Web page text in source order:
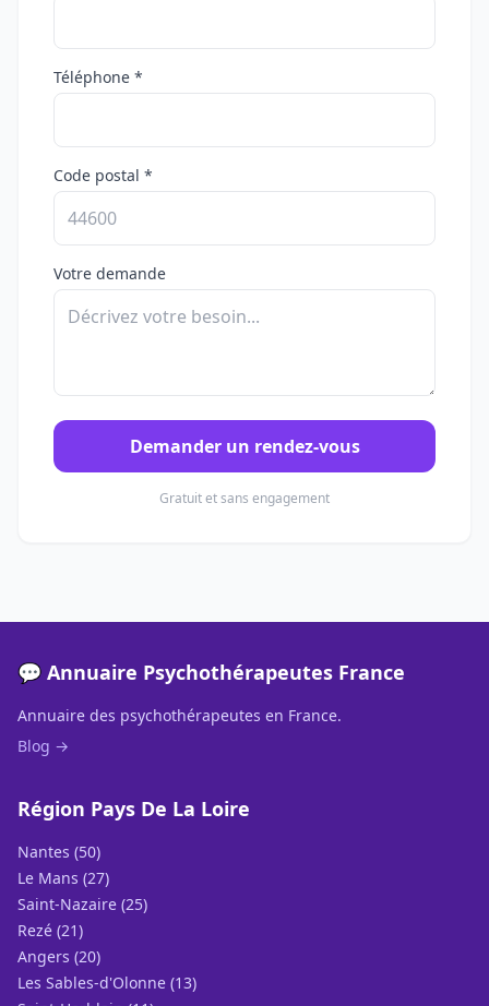
Téléphone *
Code postal *
Votre demande
Demander un rendez-vous
Gratuit et sans engagement
💬 Annuaire Psychothérapeutes France
Annuaire des psychothérapeutes en France.
Blog →
Région Pays De La Loire
Nantes (50)
Le Mans (27)
Saint-Nazaire (25)
Rezé (21)
Angers (20)
Les Sables-d'Olonne (13)